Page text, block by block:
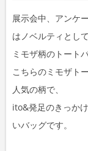
展示会中、アンケ
はノベルティとして
ミモザ柄のトート
こちらのミモザト
人気の柄で、
ito&発足のきっか
いバッグです。